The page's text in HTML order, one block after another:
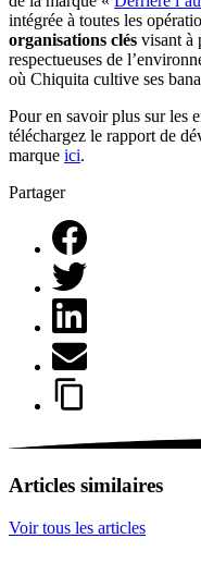
intégrée à toutes les
organisations clés visant à
respectueuses de
où Chiquita cultive ses
Pour en savoir plus sur les
téléchargez le rapport de
marque ici.
Partager
Articles similaires
Voir tous les articles